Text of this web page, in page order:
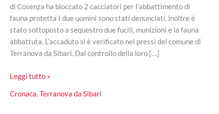
di Cosenza ha bloccato 2 cacciatori per l’abbattimento di
fauna protetta I due uomini sono stati denunciati, inoltre è
stato sottoposto a sequestro due fucili, munizioni e la fauna
abbattuta. L’accaduto si è verificato nei pressi del comune di
Terranova da Sibari. Dal controllo della loro […]
Polizia
ferma
Leggi tutto »
Cronaca,Terranova da Sibari